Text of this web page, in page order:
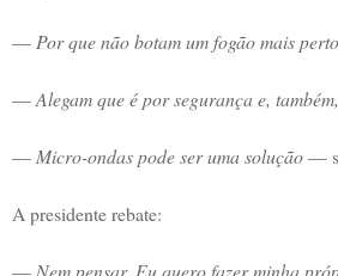
— Por que não botam um fogão mais
—Alegam que é por segurança e,
— Micro-ondas pode ser uma solução—
A presidente rebate:
— Nem pensar. Eu quero fazer minha